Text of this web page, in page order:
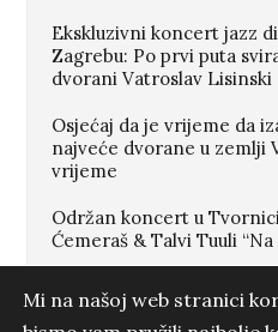
Ekskluzivni koncert jazz
Zagrebu: Po prvi puta
dvorani Vatroslav Lisinski
Osjećaj da je vrijeme da
najveće dvorane u zemlji
vrijeme
Održan koncert u
Ćemeraš & Talvi Tuuli “Na
Vinko Ćemeraš & Talvi
video spot
Imate neku
treba
Napišite nam
+385 99 64 69 437
Mi na našoj web stranici